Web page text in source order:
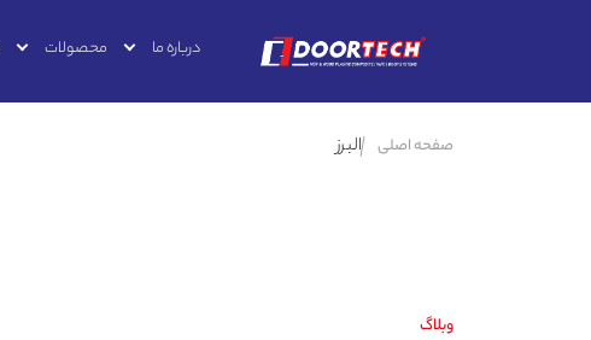
درباره ما محصولات
صفحه اصلی البرز
وبلاگ